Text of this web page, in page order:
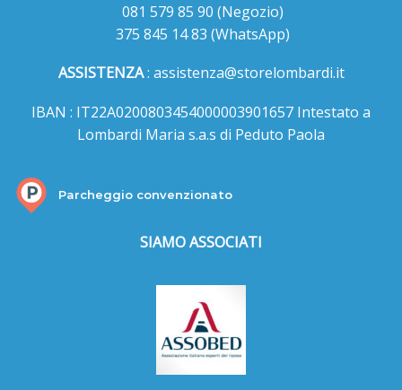
081 579 85 90 (Negozio)
375 845 14 83 (WhatsApp)
ASSISTENZA: assistenza@storelombardi.it
IBAN : IT22A0200803454000003901657 Intestato a
Lombardi Maria s.a.s di Peduto Paola
Parcheggio convenzionato
SIAMO ASSOCIATI